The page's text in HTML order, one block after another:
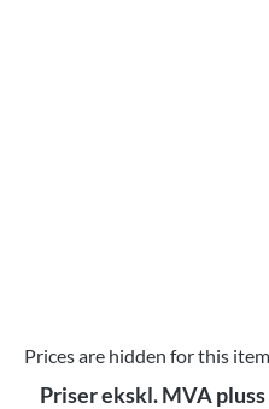
Prices are hidden for this
Priser ekskl. MVA